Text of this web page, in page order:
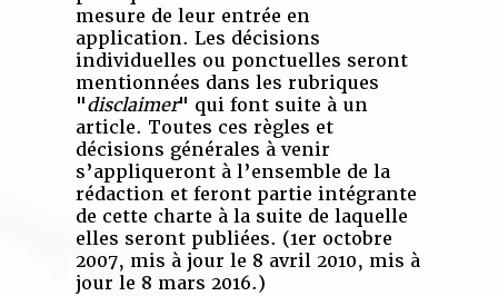
mesure de leur entrée en
application. Les décisions
individuelles ou ponctuelles seront
mentionnées dans les rubriques
"disclaimer" qui font suite à un
article. Toutes ces règles et
décisions générales à venir
s’appliqueront à l’ensemble de la
rédaction et feront partie intégrante
de cette charte à la suite de laquelle
elles seront publiées. (1er octobre
2007, mis à jour le 8 avril 2010, mis à
jour le 8 mars 2016.)